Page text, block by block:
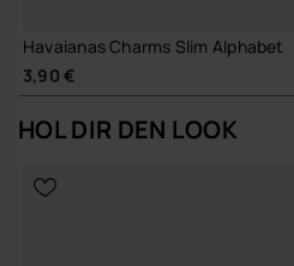
Havaianas Charms Slim Alphabet
3,90 €
HOL DIR DEN LOOK